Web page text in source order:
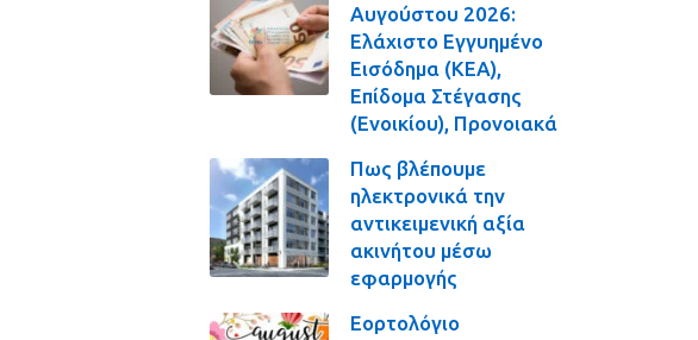
Αυγούστου 2026:
Ελάχιστο Εγγυημένο
Εισόδημα (ΚΕΑ),
Επίδομα Στέγασης
(Ενοικίου), Προνοιακά
Πως βλέπουμε
ηλεκτρονικά την
αντικειμενική αξία
ακινήτου μέσω
εφαρμογής
Εορτολόγιο